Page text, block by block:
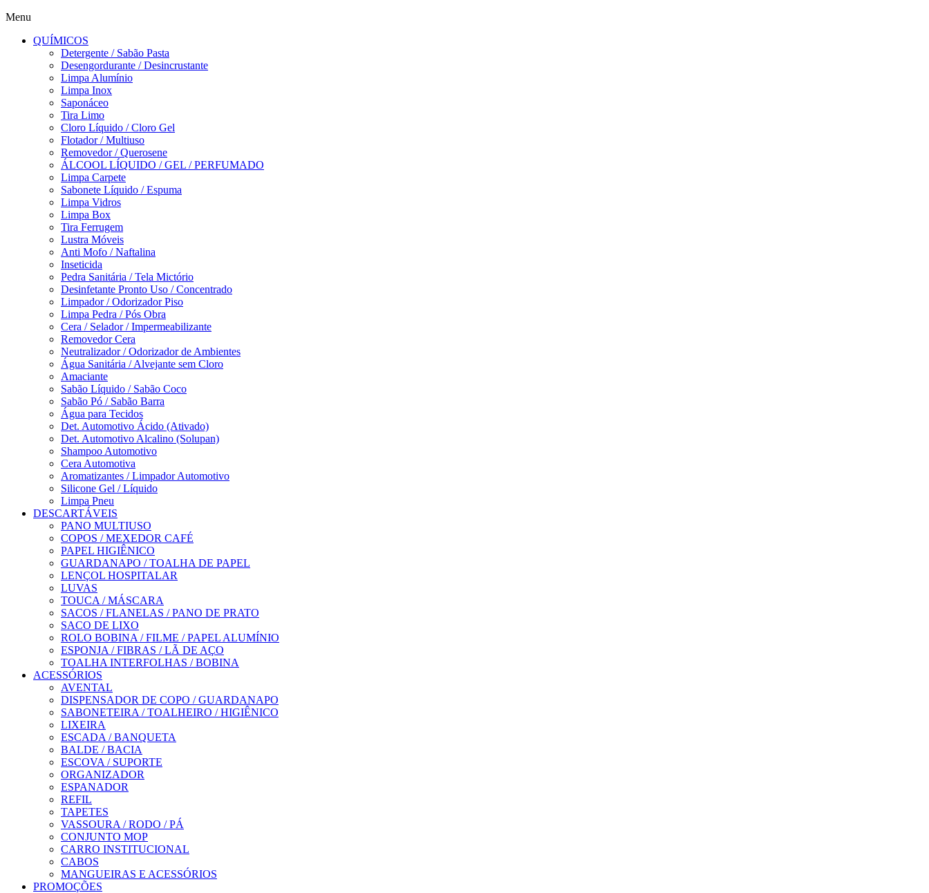
Menu
QUÍMICOS
Detergente / Sabão Pasta
Desengordurante / Desincrustante
Limpa Alumínio
Limpa Inox
Saponáceo
Tira Limo
Cloro Líquido / Cloro Gel
Flotador / Multiuso
Removedor / Querosene
ÁLCOOL LÍQUIDO / GEL / PERFUMADO
Limpa Carpete
Sabonete Líquido / Espuma
Limpa Vidros
Limpa Box
Tira Ferrugem
Lustra Móveis
Anti Mofo / Naftalina
Inseticida
Pedra Sanitária / Tela Mictório
Desinfetante Pronto Uso / Concentrado
Limpador / Odorizador Piso
Limpa Pedra / Pós Obra
Cera / Selador / Impermeabilizante
Removedor Cera
Neutralizador / Odorizador de Ambientes
Água Sanitária / Alvejante sem Cloro
Amaciante
Sabão Líquido / Sabão Coco
Sabão Pó / Sabão Barra
Água para Tecidos
Det. Automotivo Ácido (Ativado)
Det. Automotivo Alcalino (Solupan)
Shampoo Automotivo
Cera Automotiva
Aromatizantes / Limpador Automotivo
Silicone Gel / Líquido
Limpa Pneu
DESCARTÁVEIS
PANO MULTIUSO
COPOS / MEXEDOR CAFÉ
PAPEL HIGIÊNICO
GUARDANAPO / TOALHA DE PAPEL
LENÇOL HOSPITALAR
LUVAS
TOUCA / MÁSCARA
SACOS / FLANELAS / PANO DE PRATO
SACO DE LIXO
ROLO BOBINA / FILME / PAPEL ALUMÍNIO
ESPONJA / FIBRAS / LÃ DE AÇO
TOALHA INTERFOLHAS / BOBINA
ACESSÓRIOS
AVENTAL
DISPENSADOR DE COPO / GUARDANAPO
SABONETEIRA / TOALHEIRO / HIGIÊNICO
LIXEIRA
ESCADA / BANQUETA
BALDE / BACIA
ESCOVA / SUPORTE
ORGANIZADOR
ESPANADOR
REFIL
TAPETES
VASSOURA / RODO / PÁ
CONJUNTO MOP
CARRO INSTITUCIONAL
CABOS
MANGUEIRAS E ACESSÓRIOS
PROMOÇÕES